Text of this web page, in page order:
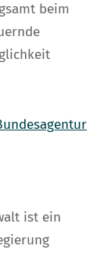
beim
ist ein